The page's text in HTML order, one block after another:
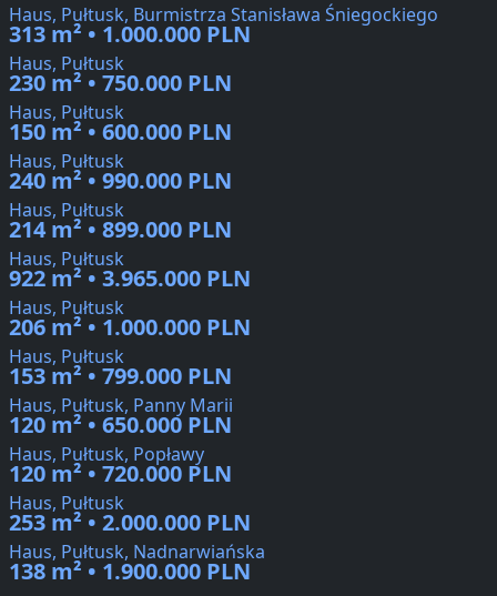
Haus, Pułtusk, Burmistrza Stanisława Śniegockiego
313 m² • 1.000.000 PLN
Haus, Pułtusk
230 m² • 750.000 PLN
Haus, Pułtusk
150 m² • 600.000 PLN
Haus, Pułtusk
240 m² • 990.000 PLN
Haus, Pułtusk
214 m² • 899.000 PLN
Haus, Pułtusk
922 m² • 3.965.000 PLN
Haus, Pułtusk
206 m² • 1.000.000 PLN
Haus, Pułtusk
153 m² • 799.000 PLN
Haus, Pułtusk, Panny Marii
120 m² • 650.000 PLN
Haus, Pułtusk, Popławy
120 m² • 720.000 PLN
Haus, Pułtusk
253 m² • 2.000.000 PLN
Haus, Pułtusk, Nadnarwiańska
138 m² • 1.900.000 PLN